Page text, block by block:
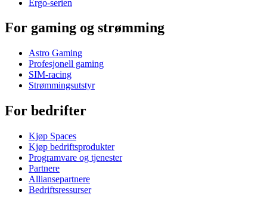
Ergo-serien
For gaming og strømming
Astro Gaming
Profesjonell gaming
SIM-racing
Strømmingsutstyr
For bedrifter
Kjøp Spaces
Kjøp bedriftsprodukter
Programvare og tjenester
Partnere
Alliansepartnere
Bedriftsressurser